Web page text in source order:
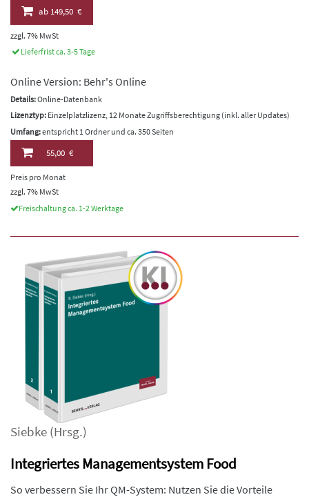
ab149,50 €
zzgl. 7% MwSt
Lieferfrist ca. 3-5 Tage
Online Version: Behr's Online
Details:Online-Datenbank
Lizenztyp: Einzelplatzlizenz, 12 Monate Zugriffsberechtigung (inkl. aller Updates)
Umfang:entspricht 1 Ordner und ca. 350 Seiten
55,00 €
Preis pro Monat
zzgl. 7% MwSt
Freischaltung ca. 1-2 Werktage
Siebke (Hrsg.)
Integriertes Managementsystem Food
So verbessern Sie Ihr QM-System: Nutzen Sie die Vorteile